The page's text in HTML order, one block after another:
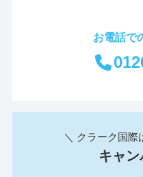
お電話で
＼ クラーク国際
キャ